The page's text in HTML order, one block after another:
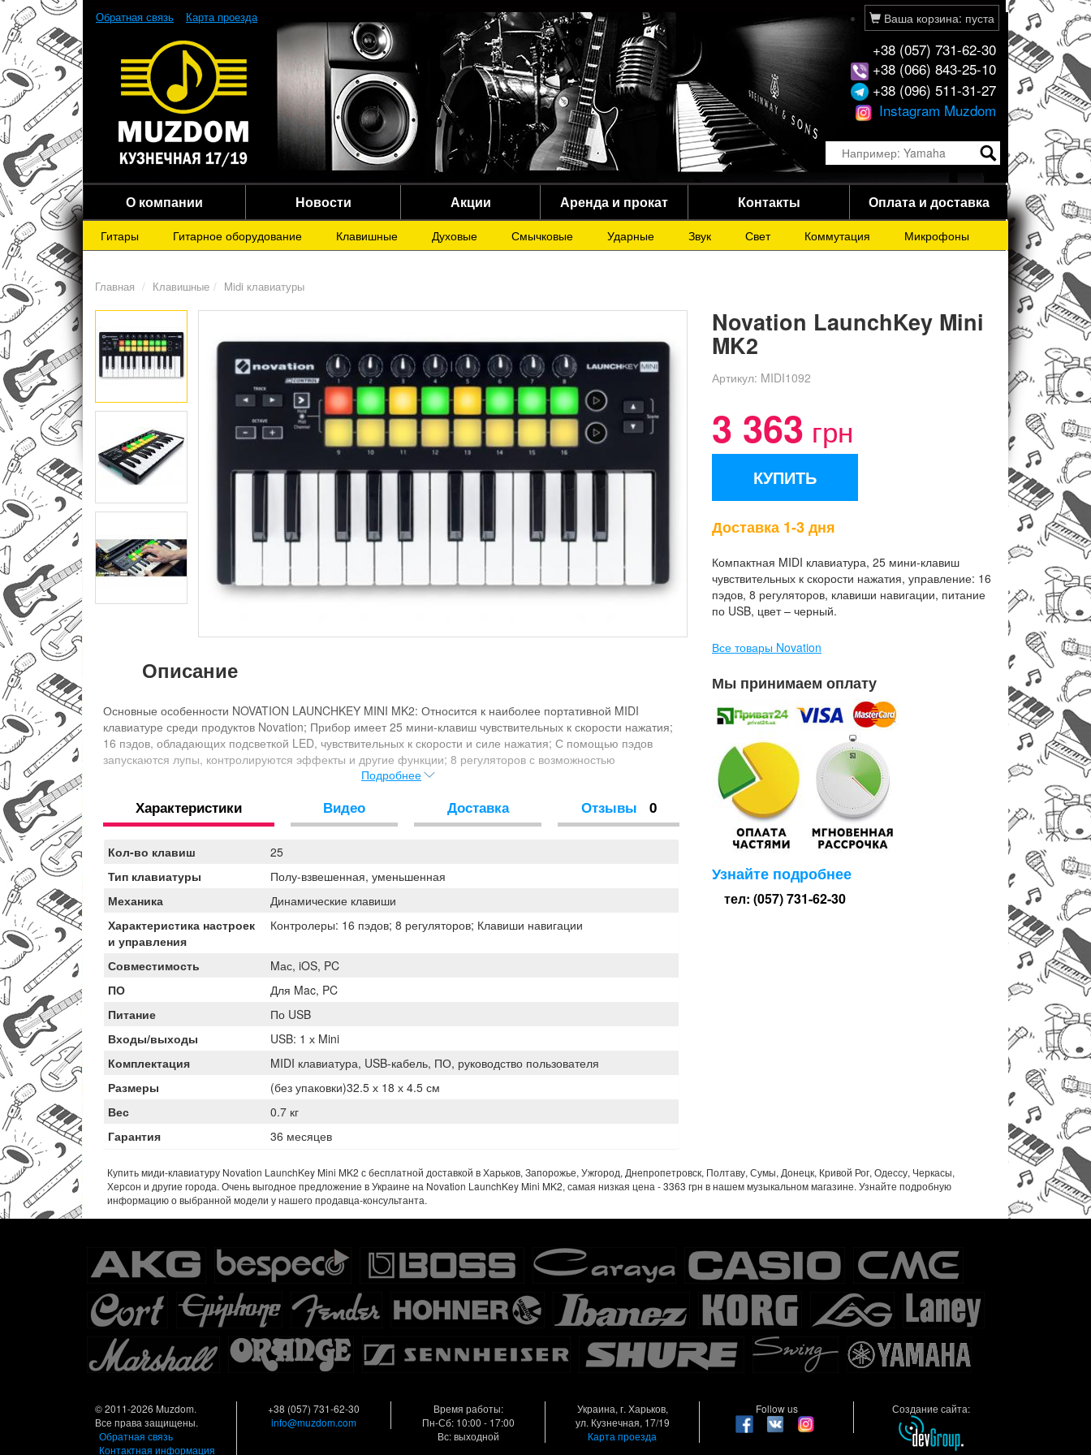
Обратная связь Карта проезда Ваша корзина: пуста
+38 (057) 731-62-30
+38 (066) 843-25-10
+38 (096) 511-31-27
Instagram Muzdom
О компании Новости Акции Аренда и прокат Контакты Оплата и доставка
Гитары Гитарное оборудование Клавишные Духовые Смычковые Ударные Звук Свет Коммутация Микрофоны
Главная Клавишные Midi клавиатуры
Описание
Основные особенности NOVATION LAUNCHKEY MINI MK2: Относится к наиболее портативной MIDI
клавиатуре среди продуктов Novation; Прибор имеет 25 мини-клавиш чувствительных к скорости нажатия;
16 пэдов, обладающих подсветкой LED, чувствительных к скорости и силе нажатия; С помощью пэдов
запускаются лупы, контролируются эффекты и другие функции; 8 регуляторов с возможностью
назначения; Функция переключения октав; Функция переключения между треками; Модель оснащена
Mac, работа с iPad; Питание производится только по USB, поэтому для работы с iPad необходим адаптер
Camera Connection Kit; Установка драйверов не требуется; Новый контроллер совместим с программным
устройства входит программа Ableton Live Lite 9, 1 Гб сэмплов от компании Loopmasters и виртуальные
синтезаторы V-Station, Bass Station, Novation Launchpad App.
Подробнее
Характеристики Видео Доставка Отзывы 0
Кол-во клавиш
25
Тип клавиатуры
Полу-взвешенная, уменьшенная
Механика
Динамические клавиши
Характеристика настроек
и управления
Контролеры: 16 пэдов; 8 регуляторов; Клавиши навигации
Совместимость
Mас, iOS, PC
ПО
Для Mac, PC
Питание
По USB
Входы/выходы
USB: 1 х Mini
Комплектация
MIDI клавиатура, USB-кабель, ПО, руководство пользователя
Размеры
(без упаковки)32.5 х 18 х 4.5 см
Вес
0.7 кг
Гарантия
36 месяцев
Novation LaunchKey Mini
MK2
Артикул: MIDI1092
3 363 грн
КУПИТЬ
Доставка 1-3 дня
Компактная MIDI клавиатура, 25 мини-клавиш
чувствительных к скорости нажатия, управление: 16
пэдов, 8 регуляторов, клавиши навигации, питание
по USB, цвет – черный.
Все товары Novation
Мы принимаем оплату
Узнайте подробнее
тел: (057) 731-62-30
Купить миди-клавиатуру Novation LaunchKey Mini MK2 с бесплатной доставкой в Харьков, Запорожье, Ужгород, Днепропетровск, Полтаву, Сумы, Донецк, Кривой Рог, Одессу, Черкасы,
Херсон и другие города. Очень выгодное предложение в Украине на Novation LaunchKey Mini MK2, самая низкая цена - 3363 грн в нашем музыкальном магазине. Узнайте подробную
информацию о выбранной модели у нашего продавца-консультанта.
© 2011-2026 Muzdom.
Все права защищены.
Обратная связь
Контактная информация
+38 (057) 731-62-30
info@muzdom.com
Время работы:
Пн-Сб: 10:00 - 17:00
Вс: выходной
Украина, г. Харьков,
ул. Кузнечная, 17/19
Карта проезда
Follow us Создание сайта: